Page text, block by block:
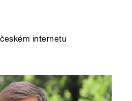
internetu